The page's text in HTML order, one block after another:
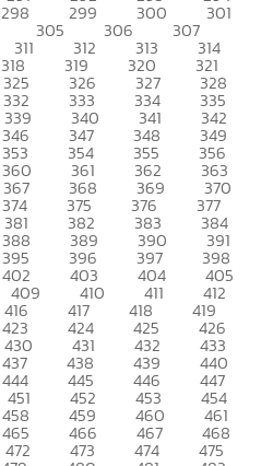
298 299 300 301
305 306 307
311 312 313 314
318 319 320 321
325 326 327 328
332 333 334 335
339 340 341 342
346 347 348 349
353 354 355 356
360 361 362 363
367 368 369 370
374 375 376 377
381 382 383 384
388 389 390 391
395 396 397 398
402 403 404 405
409 410 411 412
416 417 418 419
423 424 425 426
430 431 432 433
437 438 439 440
444 445 446 447
451 452 453 454
458 459 460 461
465 466 467 468
472 473 474 475